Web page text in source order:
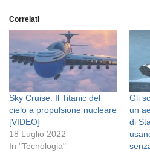
Correlati
Sky Cruise: Il Titanic del
cielo a propulsione nucleare
[VIDEO]
18 Luglio 2022
In "Tecnologia"
Gli
un
di